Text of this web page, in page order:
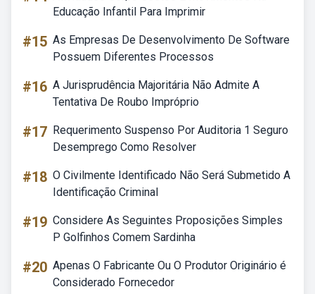
Educação Infantil Para Imprimir
#15 As Empresas De Desenvolvimento De Software
Possuem Diferentes Processos
#16 A Jurisprudência Majoritária Não Admite A
Tentativa De Roubo Impróprio
#17 Requerimento Suspenso Por Auditoria 1 Seguro
Desemprego Como Resolver
#18 O Civilmente Identificado Não Será Submetido A
Identificação Criminal
#19 Considere As Seguintes Proposições Simples
P Golfinhos Comem Sardinha
#20 Apenas O Fabricante Ou O Produtor Originário é
Considerado Fornecedor